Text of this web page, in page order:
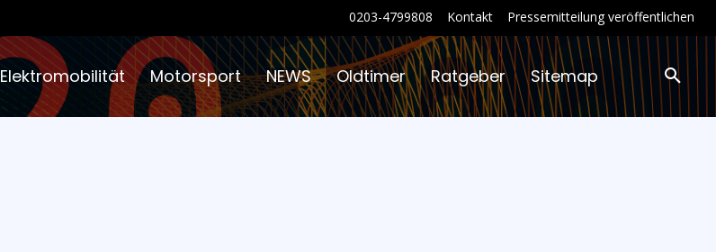
0203-4799808 Kontakt Pressemitteilung veröffentlichen
Elektromobilität Motorsport NEWS Oldtimer Ratgeber Sitemap